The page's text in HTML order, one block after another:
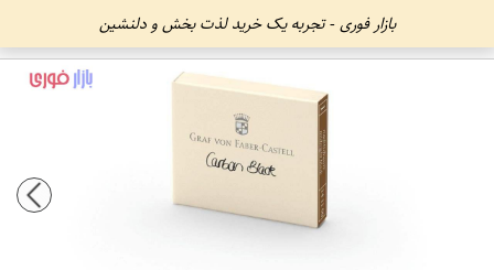
بازار فوری - تجربه یک خرید لذت بخش و دلنشین